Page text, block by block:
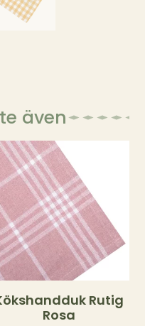
även
Rutig
Rosa